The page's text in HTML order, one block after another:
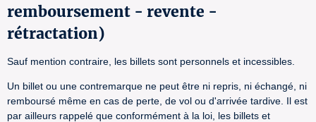
remboursement - revente -
rétractation)
Sauf mention contraire, les billets sont personnels et incessibles.
Un billet ou une contremarque ne peut être ni repris, ni échangé, ni
remboursé même en cas de perte, de vol ou d'arrivée tardive. Il est
par ailleurs rappelé que conformément à la loi, les billets et